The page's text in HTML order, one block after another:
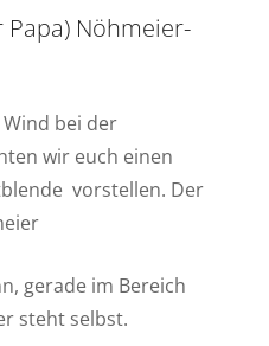
Papa) Nöhmeier-
bei der
wir euch einen
vorstellen. Der
gerade im Bereich
steht selbst.